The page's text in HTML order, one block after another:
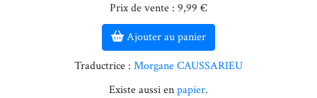
Prix de vente : 9,99 €
Ajouter au panier
Traductrice : Morgane CAUSSARIEU
Existe aussi enpapier.